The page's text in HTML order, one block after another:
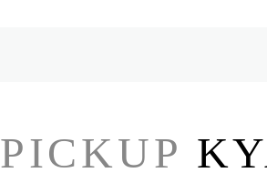
PICKUP